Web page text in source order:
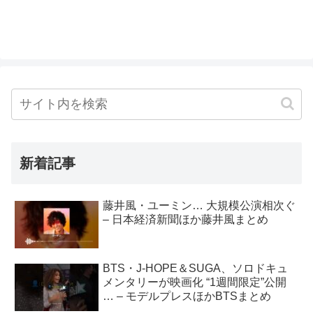
新着記事
藤井風・ユーミン… 大規模公演相次ぐ
– 日本経済新聞ほか藤井風まとめ
BTS・J-HOPE＆SUGA、ソロドキュ
メンタリーが映画化 “1週間限定”公開
… – モデルプレスほかBTSまとめ